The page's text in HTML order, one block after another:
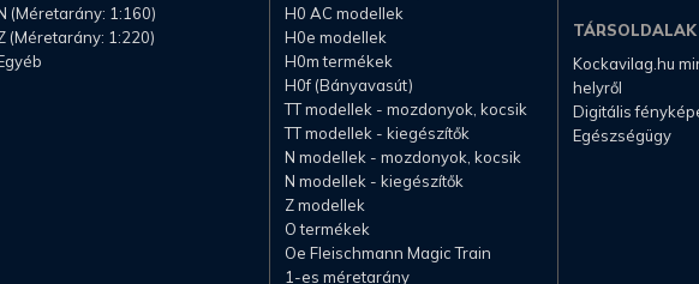
(Méretarány: 1:160)
(Méretarány: 1:220)
H0 AC modellek
H0e modellek
H0m termékek
H0f (Bányavasút)
TT modellek - mozdonyok, kocsik
TT modellek - kiegészítők
N modellek - mozdonyok, kocsik
N modellek - kiegészítők
Z modellek
O termékek
Oe Fleischmann Magic Train
1-es méretarány
TÁRSOLDALAK
Kockavilag.hu
helyről
Digitális
Egészségügy